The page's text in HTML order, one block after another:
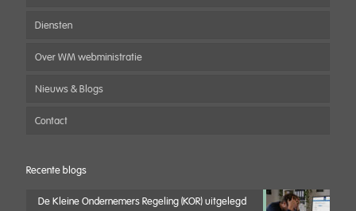
Diensten
Over WM webministratie
Nieuws & Blogs
Contact
Recente blogs
De Kleine Ondernemers Regeling (KOR) uitgelegd